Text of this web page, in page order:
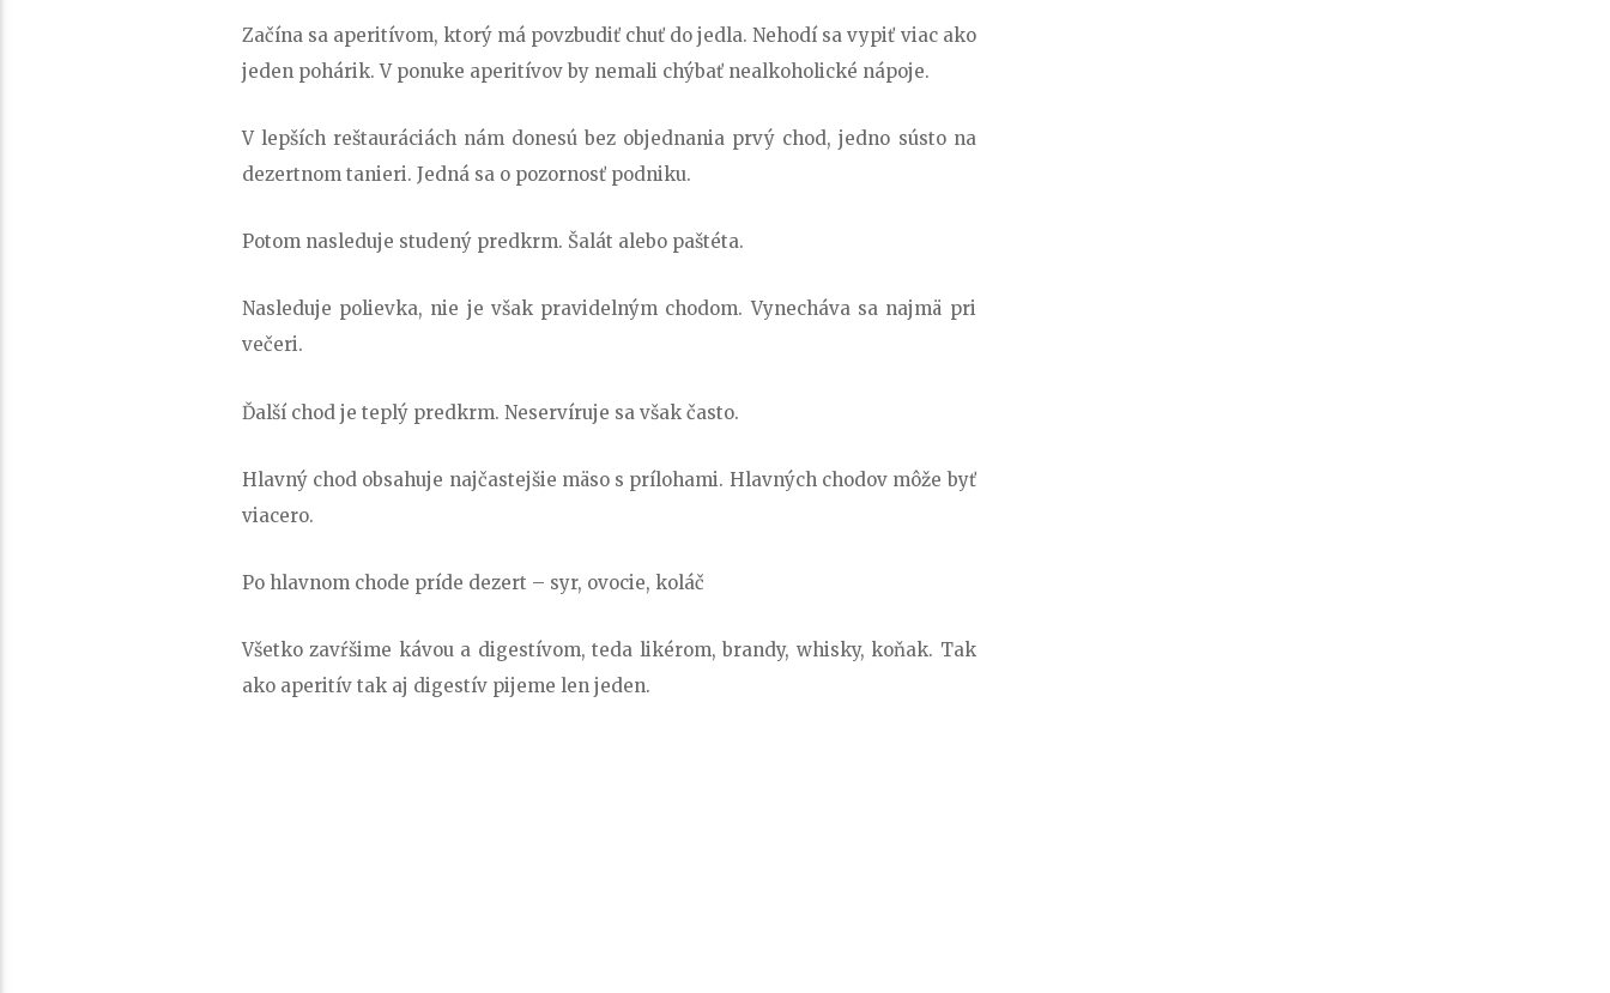
Začína sa aperitívom, ktorý má povzbudiť chuť do jedla. Nehodí sa vypiť viac ako
jeden pohárik. V ponuke aperitívov by nemali chýbať nealkoholické nápoje.
V lepších reštauráciách nám donesú bez objednania prvý chod, jedno sústo na
dezertnom tanieri. Jedná sa o pozornosť podniku.
Potom nasleduje studený predkrm. Šalát alebo paštéta.
Nasleduje polievka, nie je však pravidelným chodom. Vynecháva sa najmä pri
večeri.
Ďalší chod je teplý predkrm. Neservíruje sa však často.
Hlavný chod obsahuje najčastejšie mäso s prílohami. Hlavných chodov môže byť
viacero.
Po hlavnom chode príde dezert – syr, ovocie, koláč
Všetko zavŕšime kávou a digestívom, teda likérom, brandy, whisky, koňak. Tak
ako aperitív tak aj digestív pijeme len jeden.